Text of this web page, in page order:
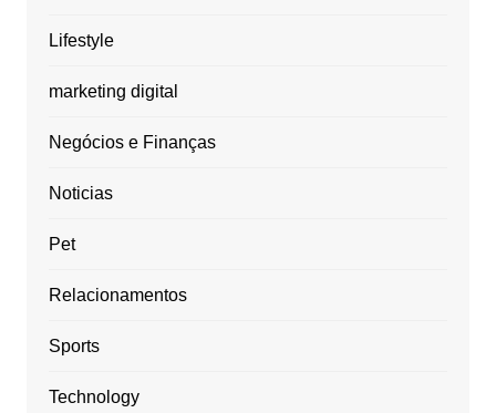
Lifestyle
marketing digital
Negócios e Finanças
Noticias
Pet
Relacionamentos
Sports
Technology